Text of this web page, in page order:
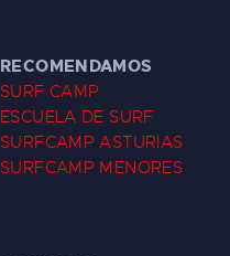
RECOMENDAMOS
SURF CAMP
ESCUELA DE SURF
SURFCAMP ASTURIAS
SURFCAMP MENORES